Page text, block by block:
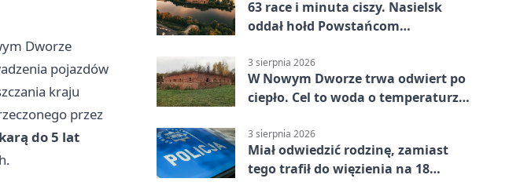
Dworze
pojazdów
kraju
przez
karą do 5 lat
63 race i minuta ciszy. Nasielsk
oddał hołd Powstańcom
3 sierpnia 2026
W Nowym Dworze trwa odwiert po
ciepło. Cel to woda o temperaturze
3 sierpnia 2026
Miał odwiedzić rodzinę, zamiast
tego trafił do więzienia na 18